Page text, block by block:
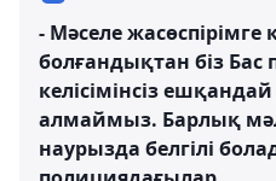
- Мәселе жасөспірімге
болғандықтан біз Бас
келісімінсіз
алмаймыз. Барлық
наурызда белгілі